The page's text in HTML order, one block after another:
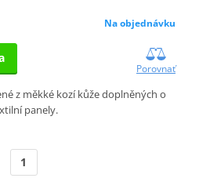
Na objednávku
Porovnať
z měkké kozí kůže doplněných o
panely.
1